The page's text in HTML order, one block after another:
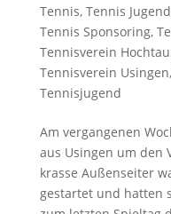
Tennis, Tennis
Tennis Sponsoring,
Tennisverein
Tennisverein Usingen,
Tennisjugend
Am vergangenen
aus Usingen um den
krasse Außenseiter
gestartet und hatten